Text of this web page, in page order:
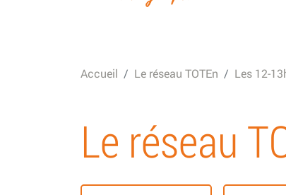
pour la Transition
Energétique
Accueil Le réseau TOTEn Les 12-
Le réseau